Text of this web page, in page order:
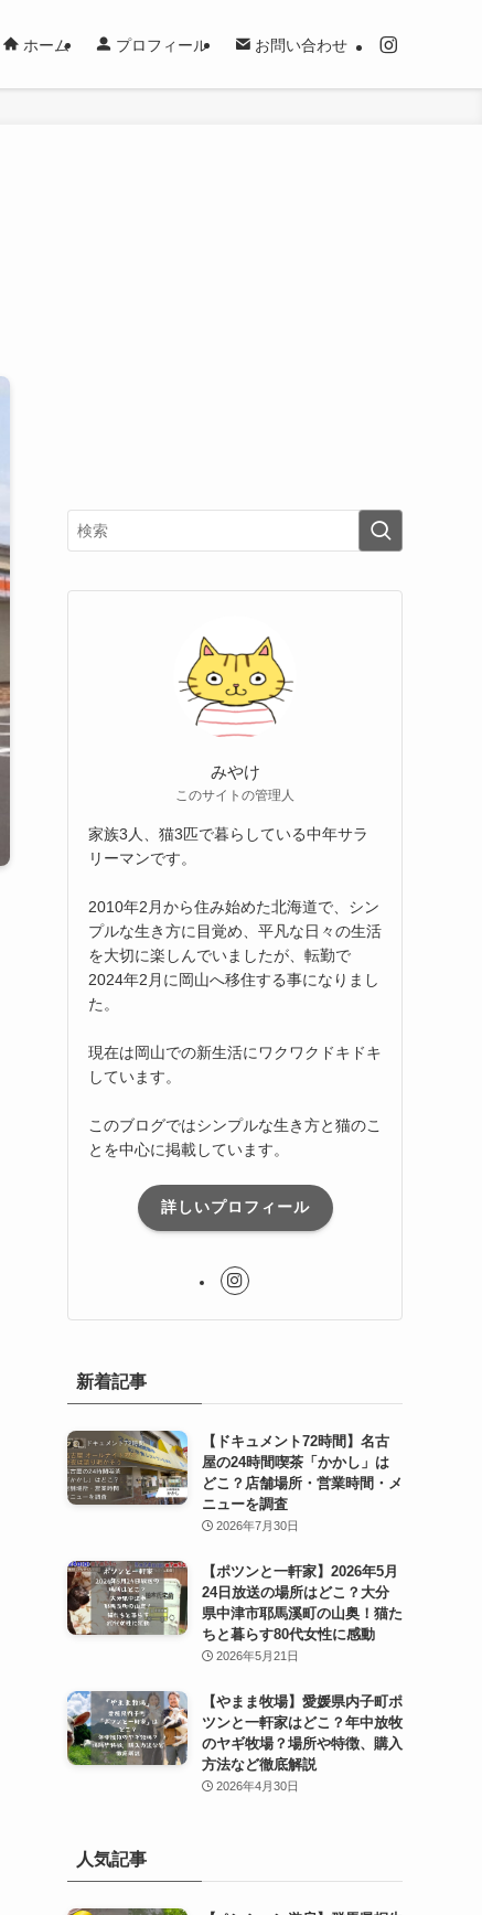
ホーム プロフィール お問い合わせ
みやけ
このサイトの管理人
家族3人、猫3匹で暮らしている中年サラ
リーマンです。
2010年2月から住み始めた北海道で、シン
プルな生き方に目覚め、平凡な日々の生活
を大切に楽しんでいましたが、転勤で
2024年2月に岡山へ移住する事になりまし
た。
現在は岡山での新生活にワクワクドキドキ
しています。
このブログではシンプルな生き方と猫のこ
とを中心に掲載しています。
詳しいプロフィール
新着記事
【ドキュメント72時間】名古
屋の24時間喫茶「かかし」は
どこ？店舗場所・営業時間・メ
ニューを調査
2026年7月30日
【ポツンと一軒家】2026年5月
24日放送の場所はどこ？大分
県中津市耶馬溪町の山奥！猫た
ちと暮らす80代女性に感動
2026年5月21日
【やまま牧場】愛媛県内子町ポ
ツンと一軒家はどこ？年中放牧
のヤギ牧場？場所や特徴、購入
方法など徹底解説
2026年4月30日
人気記事